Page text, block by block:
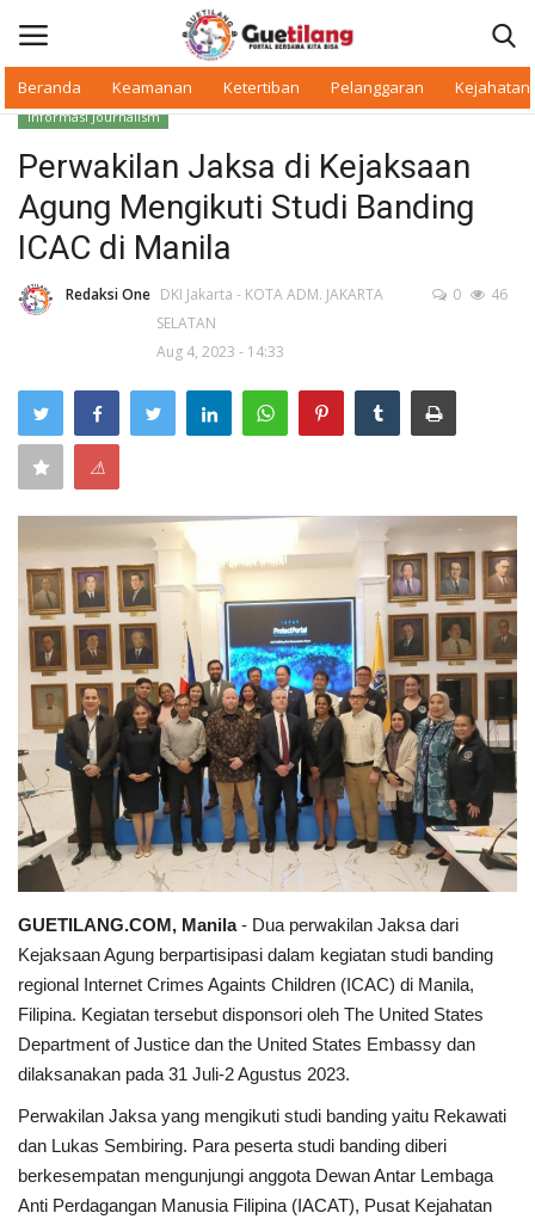
Beranda Keamanan Ketertiban Pelanggaran Kejahatan
Beranda
Warkop Digital
Pelanggaran
Ketertiban
Keamanan
Kejahatan
Cybers Event
UMKM & Ekonomi Kreatif
Pekerja Migran Indonesia
Ekonomi
Pendidikan
Informasi Journalism
Olahraga
Kesehatan
Layanan Publik
Informasi Journalism
Perwakilan Jaksa di Kejaksaan
Agung Mengikuti Studi Banding
ICAC di Manila
Redaksi One DKI Jakarta - KOTA ADM. JAKARTA
SELATAN
Aug 4, 2023 - 14:33
0 46
⚠
GUETILANG.COM, Manila- Dua perwakilan Jaksa dari
Kejaksaan Agung berpartisipasi dalam kegiatan studi banding
regional Internet Crimes Againts Children (ICAC) di Manila,
Filipina. Kegiatan tersebut disponsori oleh The United States
Department of Justice dan the United States Embassy dan
dilaksanakan pada 31 Juli-2 Agustus 2023.
Perwakilan Jaksa yang mengikuti studi banding yaitu Rekawati
dan Lukas Sembiring. Para peserta studi banding diberi
berkesempatan mengunjungi anggota Dewan Antar Lembaga
Anti Perdagangan Manusia Filipina (IACAT), Pusat Kejahatan